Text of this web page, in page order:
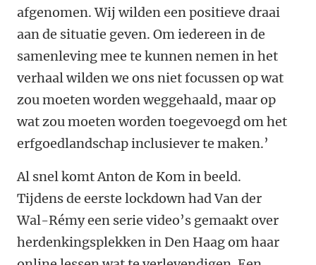
afgenomen. Wij wilden een positieve draai
aan de situatie geven. Om iedereen in de
samenleving mee te kunnen nemen in het
verhaal wilden we ons niet focussen op wat
zou moeten worden weggehaald, maar op
wat zou moeten worden toegevoegd om het
erfgoedlandschap inclusiever te maken.’
Al snel komt Anton de Kom in beeld.
Tijdens de eerste lockdown had Van der
Wal-Rémy een serie video’s gemaakt over
herdenkingsplekken in Den Haag om haar